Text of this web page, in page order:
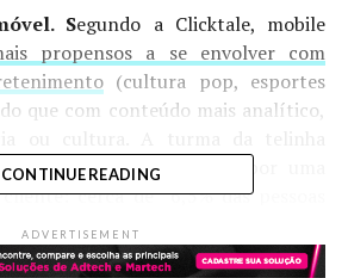
Segundo a Clicktale, mobile
propensos a se envolver com
(cultura pop, esportes
que com conteúdo mais analítico,
uma clara preferência por uma
cerca de 6,5% das pessoas
pesquisa estão mais propensas a
de compras, em comparação
CONTINUE READING
ADVERTISEMENT